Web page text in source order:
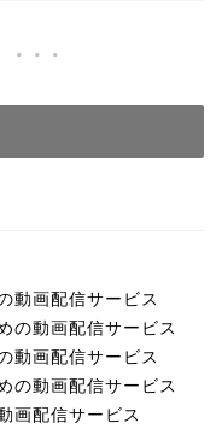
動画配信サービス
の動画配信サービス
動画配信サービス
の動画配信サービス
画配信サービス